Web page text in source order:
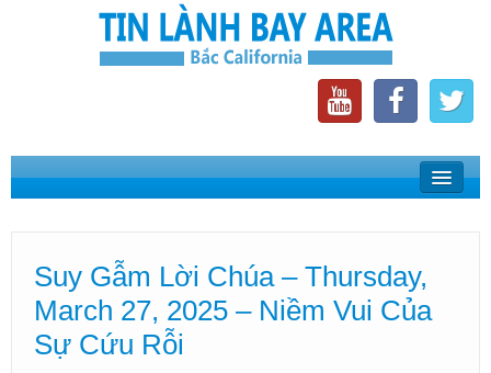
Home
Phát Thanh Tin Lành Bay Area
Các Hội Thánh Bắc California
Suy Gẫm Lời Chúa – Thursday,
March 27, 2025 – Niềm Vui Của
Sự Cứu Rỗi